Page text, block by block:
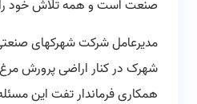
صنعت است و همه تلاش خود را
مدیرعامل شرکت شهرکهای
شهرک در کنار اراضی پرورش مرغ
همکاری فرماندار تفت این